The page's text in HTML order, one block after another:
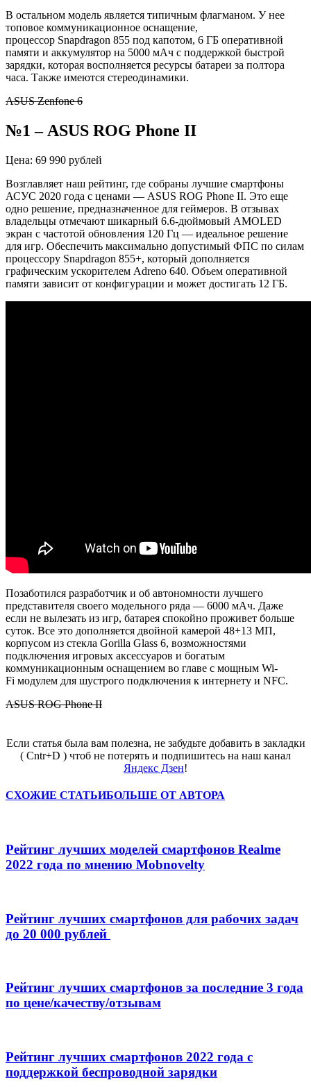
В остальном модель является типичным флагманом. У нее
топовое коммуникационное оснащение,
процессор Snapdragon 855 под капотом, 6 ГБ оперативной
памяти и аккумулятор на 5000 мАч с поддержкой быстрой
зарядки, которая восполняется ресурсы батареи за полтора
часа. Также имеются стереодинамики.
ASUS Zenfone 6
№1– ASUS ROG Phone II
Цена: 69 990 рублей
Возглавляет наш рейтинг, где собраны лучшие смартфоны
АСУС 2020 года с ценами — ASUS ROG Phone II. Это еще
одно решение, предназначенное для геймеров. В отзывах
владельцы отмечают шикарный 6.6-дюймовый AMOLED
экран с частотой обновления 120 Гц — идеальное решение
для игр. Обеспечить максимально допустимый ФПС по силам
процессору Snapdragon 855+, который дополняется
графическим ускорителем Adreno 640. Объем оперативной
памяти зависит от конфигурации и может достигать 12 ГБ.
Позаботился разработчик и об автономности лучшего
представителя своего модельного ряда — 6000 мАч. Даже
если не вылезать из игр, батарея спокойно проживет больше
суток. Все это дополняется двойной камерой 48+13 МП,
корпусом из стекла Gorilla Glass 6, возможностями
подключения игровых аксессуаров и богатым
коммуникационным оснащением во главе с мощным Wi-
Fi модулем для шустрого подключения к интернету и NFC.
ASUS ROG Phone II
Если статья была вам полезна, не забудьте добавить в закладки
( Cntr+D ) чтоб не потерять и подпишитесь на наш канал
Яндекс Дзен!
СХОЖИЕ СТАТЬИБОЛЬШЕ ОТ АВТОРА
Рейтинг лучших моделей смартфонов Realme
2022 года по мнению Mobnovelty
Рейтинг лучших смартфонов для рабочих задач
до 20 000 рублей
Рейтинг лучших смартфонов за последние 3 года
по цене/качеству/отзывам
Рейтинг лучших смартфонов 2022 года с
поддержкой беспроводной зарядки